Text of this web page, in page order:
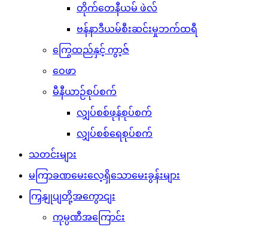
တိုက်တေနီယမ် ဖဲလ်
ဗန်နာဒီယမ်စီးဆင်းမှုဘက်ထရီ
ကြွေထည်နှင့် ကွာ့ဇ်
ဝေဖာ
မီနီယာဉ်စုပ်စက်
လျှပ်စစ်ဖုန်စုပ်စက်
လျှပ်စစ်ရေစုပ်စက်
သတင်းများ
မကြာခဏမေးလေ့ရှိသောမေးခွန်းများ
ကြှနျုပျတို့အကွောငျး
ကုမ္ပဏီအကြောင်း